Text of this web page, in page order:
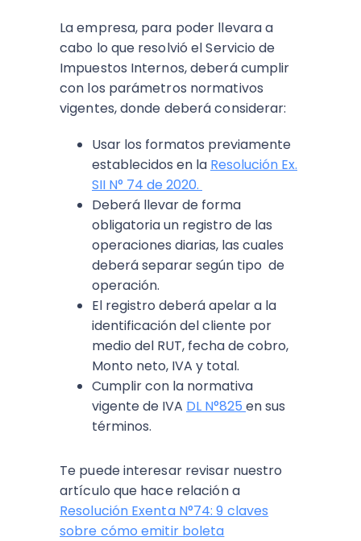
La empresa, para poder llevara a
cabo lo que resolvió el Servicio de
Impuestos Internos, deberá cumplir
con los parámetros normativos
vigentes, donde deberá considerar:
Usar los formatos previamente
establecidos en la Resolución Ex.
SII N° 74 de 2020.
Deberá llevar de forma
obligatoria un registro de las
operaciones diarias, las cuales
deberá separar según tipo de
operación.
El registro deberá apelar a la
identificación del cliente por
medio del RUT, fecha de cobro,
Monto neto, IVA y total.
Cumplir con la normativa
vigente de IVA DL N°825 en sus
términos.
Te puede interesar revisar nuestro
artículo que hace relación a
Resolución Exenta N°74: 9 claves
sobre cómo emitir boleta